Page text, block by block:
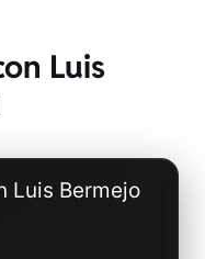
Luis